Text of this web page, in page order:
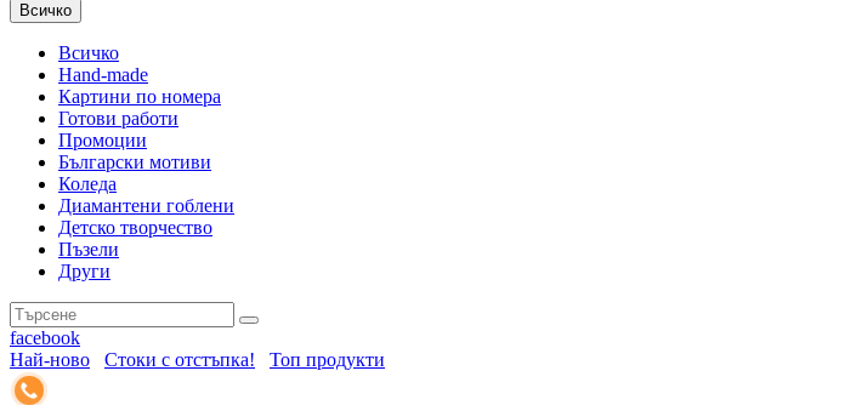
Всичко
Всичко
Hand-made
Картини по номера
Готови работи
Промоции
Български мотиви
Коледа
Диамантени гоблени
Детско творчество
Пъзели
Други
facebook
Най-ново
Стоки с отстъпка! Топ продукти